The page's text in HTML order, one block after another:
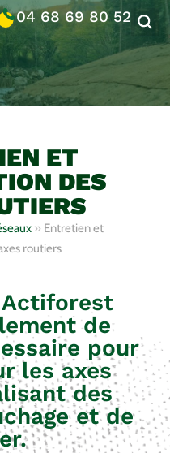
04 68 69 80 52
ET
DES
» Entretien et
routiers
Actiforest
de
pour
les axes
des
et de